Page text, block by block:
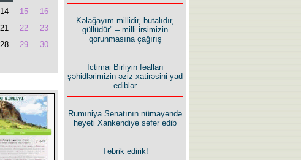
14 15
16
21 22
23
28 29
30
Kəlağayım millidir, butalıdır,
güllüdür" – milli irsimizin
qorunmasına çağırış
İctimai Birliyin fəalları
şəhidlərimizin əziz xatirəsini yad
ediblər
Rumıniya Senatının nümayəndə
heyəti Xankəndiyə səfər edib
Təbrik edirik!